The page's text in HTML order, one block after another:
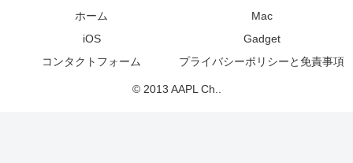
ホーム
Mac
iOS
Gadget
コンタクトフォーム
プライバシーポリシーと免責事項
© 2013 AAPL Ch..